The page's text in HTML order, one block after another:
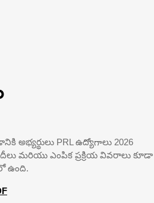
PRL ఉద్యోగాలు 2026
మరియు ఎంపిక ప్రక్రియ వివరాలు కూడా
ఉంది.